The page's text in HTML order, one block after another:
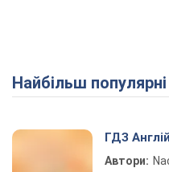
Найбільш
ГДЗ
Автори: